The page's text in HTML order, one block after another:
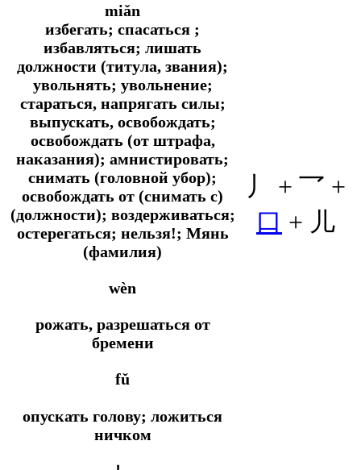
miǎn
избегать; спасаться ;
избавляться; лишать
должности (титула, звания);
увольнять; увольнение;
стараться, напрягать силы;
выпускать, освобождать;
освобождать (от штрафа,
наказания); амнистировать;
снимать (головной убор);
освобождать от (снимать с)
(должности); воздерживаться;
остерегаться; нельзя!; Мянь
(фамилия)
wèn
рожать, разрешаться от
бремени
fǔ
опускать голову; ложиться
ничком
丿 + 乛 +
口 + 儿